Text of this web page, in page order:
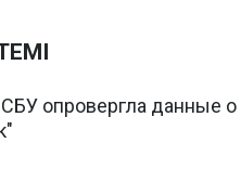
опровергла данные